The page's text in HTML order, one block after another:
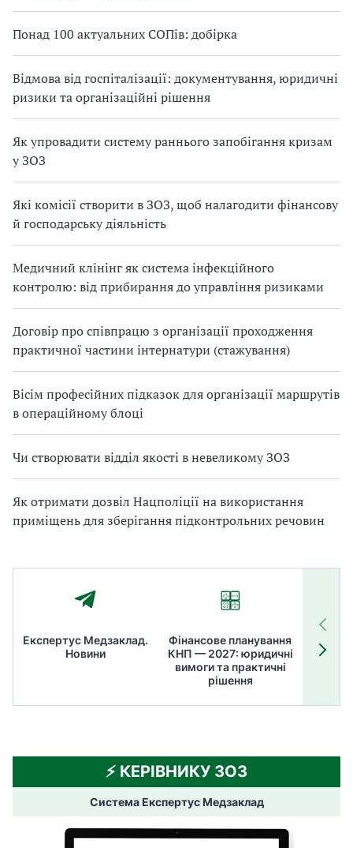
Понад 100 актуальних СОПів: добірка
Відмова від госпіталізації: документування, юридичні
ризики та організаційні рішення
Як упровадити систему раннього запобігання кризам
у ЗОЗ
Які комісії створити в ЗОЗ, щоб налагодити фінансову
й господарську діяльність
Медичний клінінг як система інфекційного
контролю: від прибирання до управління ризиками
Договір про співпрацю з організації проходження
практичної частини інтернатури (стажування)
Вісім професійних підказок для організації маршрутів
в операційному блоці
Чи створювати відділ якості в невеликому ЗОЗ
Як отримати дозвіл Нацполіції на використання
приміщень для зберігання підконтрольних речовин
Експертус Медзаклад.
Новини
Фінансове планування
КНП — 2027: юридичні
вимоги та практичні
рішення
⚡️ КЕРІВНИКУ ЗОЗ
Система Експертус Медзаклад